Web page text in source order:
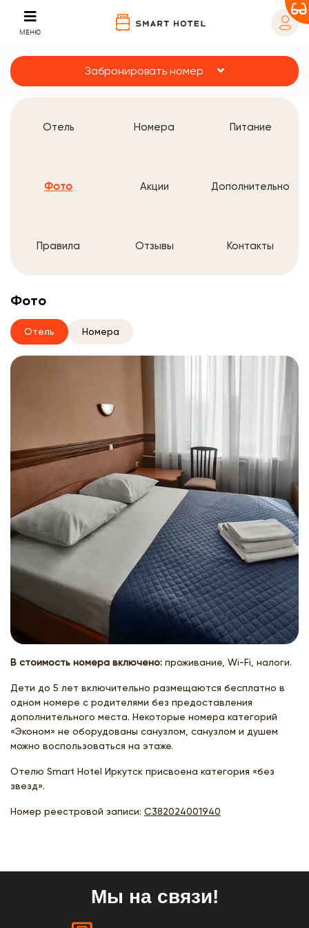
МЕНЮ
Забронировать номер
Отель Номера Питание
Фото Акции Дополнительно
Правила Отзывы Контакты
Фото
Отель Номера
В стоимость номера включено: проживание, Wi-Fi, налоги.
Дети до 5 лет включительно размещаются бесплатно в
одном номере с родителями без предоставления
дополнительного места. Некоторые номера категорий
«Эконом» не оборудованы санузлом, санузлом и душем
можно воспользоваться на этаже.
Отелю Smart Hotel Иркутск присвоена категория «без
звезд».
Номер реестровой записи: С382024001940
Мы на связи!